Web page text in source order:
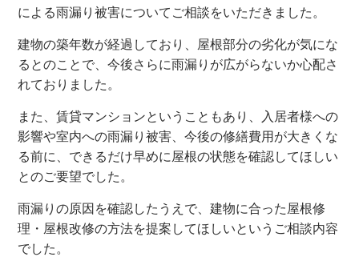
による雨漏り被害についてご相談をいただきました。
建物の築年数が経過しており、屋根部分の劣化が気にな
るとのことで、今後さらに雨漏りが広がらないか心配さ
れておりました。
また、賃貸マンションということもあり、入居者様への
影響や室内への雨漏り被害、今後の修繕費用が大きくな
る前に、できるだけ早めに屋根の状態を確認してほしい
とのご要望でした。
雨漏りの原因を確認したうえで、建物に合った屋根修
理・屋根改修の方法を提案してほしいというご相談内容
でした。